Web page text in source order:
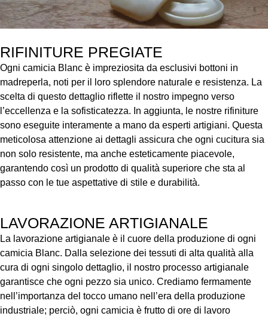
RIFINITURE PREGIATE
Ogni camicia Blanc è impreziosita da esclusivi bottoni in
madreperla, noti per il loro splendore naturale e resistenza. La
scelta di questo dettaglio riflette il nostro impegno verso
l’eccellenza e la sofisticatezza. In aggiunta, le nostre rifiniture
sono eseguite interamente a mano da esperti artigiani. Questa
meticolosa attenzione ai dettagli assicura che ogni cucitura sia
non solo resistente, ma anche esteticamente piacevole,
garantendo così un prodotto di qualità superiore che sta al
passo con le tue aspettative di stile e durabilità.
LAVORAZIONE ARTIGIANALE
La lavorazione artigianale è il cuore della produzione di ogni
camicia Blanc. Dalla selezione dei tessuti di alta qualità alla
cura di ogni singolo dettaglio, il nostro processo artigianale
garantisce che ogni pezzo sia unico. Crediamo fermamente
nell’importanza del tocco umano nell’era della produzione
industriale; perciò, ogni camicia è frutto di ore di lavoro